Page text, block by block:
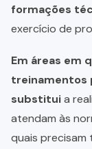
formações
exercício de
Em áreas em
treinamentos
substituia
atendam às
quais precisam